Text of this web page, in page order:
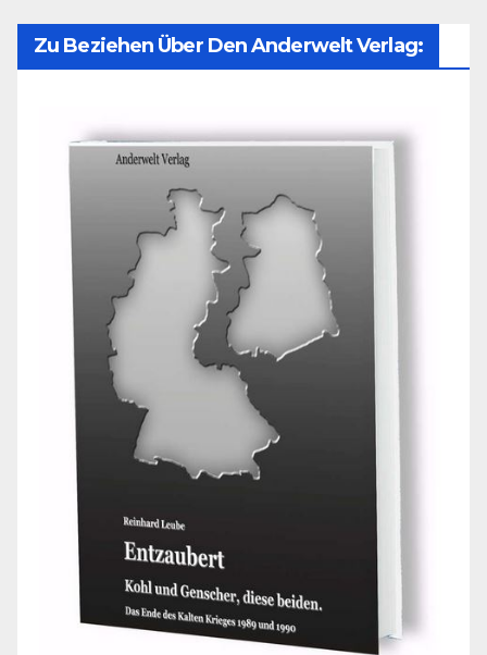
Zu Beziehen Über Den Anderwelt Verlag: